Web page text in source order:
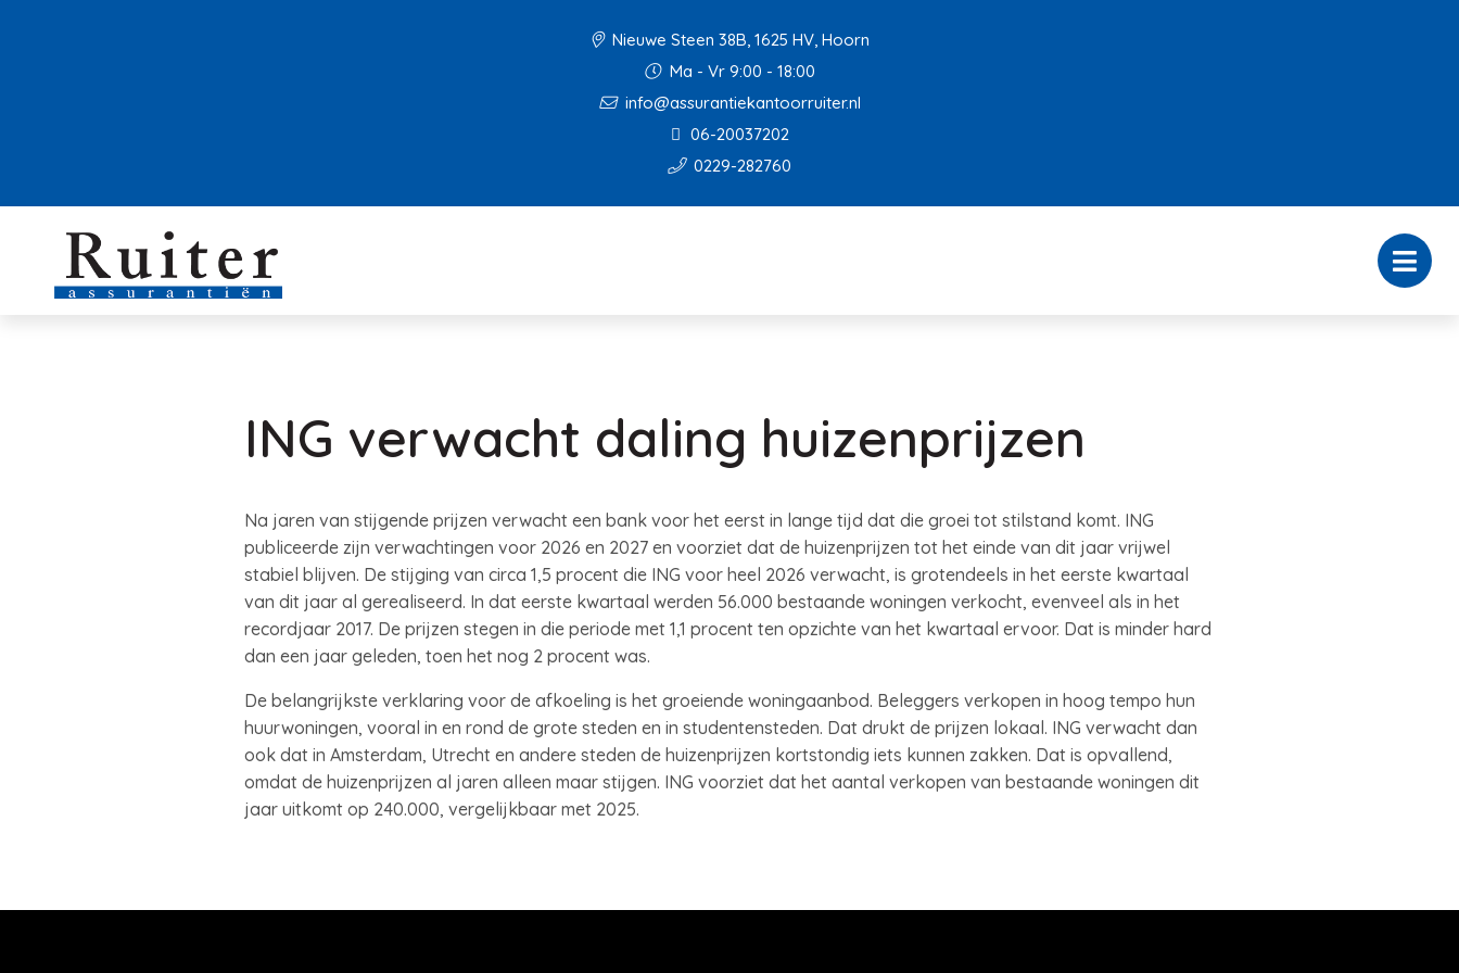
Nieuwe Steen 38B, 1625 HV, Hoorn
Ma - Vr 9:00 - 18:00
info@assurantiekantoorruiter.nl
06-20037202
0229-282760
ING verwacht daling huizenprijzen
Na jaren van stijgende prijzen verwacht een bank voor het eerst in lange tijd dat die groei tot stilstand komt. ING
publiceerde zijn verwachtingen voor 2026 en 2027 en voorziet dat de huizenprijzen tot het einde van dit jaar vrijwel
stabiel blijven. De stijging van circa 1,5 procent die ING voor heel 2026 verwacht, is grotendeels in het eerste kwartaal
van dit jaar al gerealiseerd. In dat eerste kwartaal werden 56.000 bestaande woningen verkocht, evenveel als in het
recordjaar 2017. De prijzen stegen in die periode met 1,1 procent ten opzichte van het kwartaal ervoor. Dat is minder hard
dan een jaar geleden, toen het nog 2 procent was.
De belangrijkste verklaring voor de afkoeling is het groeiende woningaanbod. Beleggers verkopen in hoog tempo hun
huurwoningen, vooral in en rond de grote steden en in studentensteden. Dat drukt de prijzen lokaal. ING verwacht dan
ook dat in Amsterdam, Utrecht en andere steden de huizenprijzen kortstondig iets kunnen zakken. Dat is opvallend,
omdat de huizenprijzen al jaren alleen maar stijgen. ING voorziet dat het aantal verkopen van bestaande woningen dit
jaar uitkomt op 240.000, vergelijkbaar met 2025.